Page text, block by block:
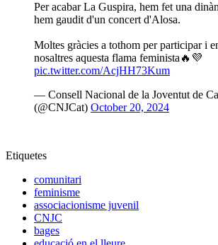
Per acabar La Guspira, hem fet una
hem gaudit d'un concert d'Alosa.
Moltes gràcies a tothom per participar i
nosaltres aquesta flama feminista🔥💜
pic.twitter.com/AcjHH73Kum
— Consell Nacional de la Joventut de
(@CNJCat) October 20, 2024
Etiquetes
comunitari
feminisme
associacionisme juvenil
CNJC
bages